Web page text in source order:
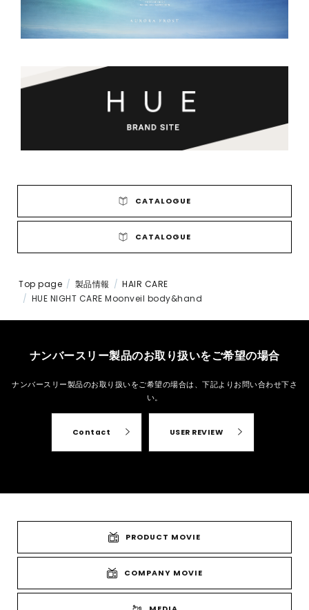
CATALOGUE
CATALOGUE
Top page 製品情報
HAIR CARE
HUE NIGHT CARE Moonveil body&hand
ナンバースリー製品のお取り扱いをご希望の場合
ナンバースリー製品のお取り扱いをご希望の場合は、 下記よりお問い合わせ下さ
い。
Contact USER REVIEW
PRODUCT MOVIE
COMPANY MOVIE